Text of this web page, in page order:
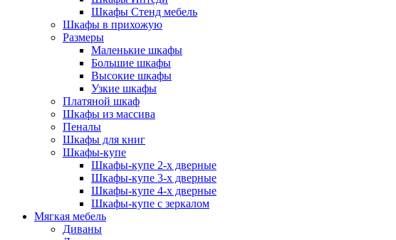
Шкафы Стенд мебель
Шкафы в прихожую
Размеры
Маленькие шкафы
Большие шкафы
Высокие шкафы
Узкие шкафы
Платяной шкаф
Шкафы из массива
Пеналы
Шкафы для книг
Шкафы-купе
Шкафы-купе 2-х дверные
Шкафы-купе 3-х дверные
Шкафы-купе 4-х дверные
Шкафы-купе с зеркалом
Мягкая мебель
Диваны